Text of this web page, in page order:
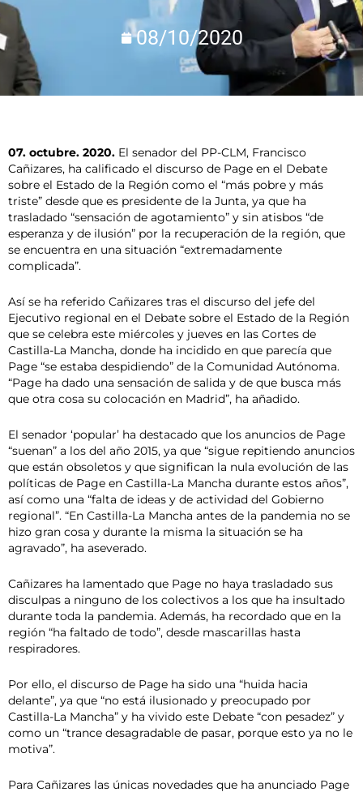
08/10/2020
07. octubre. 2020. El senador del PP-CLM, Francisco
Cañizares, ha calificado el discurso de Page en el Debate
sobre el Estado de la Región como el “más pobre y más
triste” desde que es presidente de la Junta, ya que ha
trasladado “sensación de agotamiento” y sin atisbos “de
esperanza y de ilusión” por la recuperación de la región, que
se encuentra en una situación “extremadamente
complicada”.
Así se ha referido Cañizares tras el discurso del jefe del
Ejecutivo regional en el Debate sobre el Estado de la Región
que se celebra este miércoles y jueves en las Cortes de
Castilla-La Mancha, donde ha incidido en que parecía que
Page “se estaba despidiendo” de la Comunidad Autónoma.
“Page ha dado una sensación de salida y de que busca más
que otra cosa su colocación en Madrid”, ha añadido.
El senador ‘popular’ ha destacado que los anuncios de Page
“suenan” a los del año 2015, ya que “sigue repitiendo anuncios
que están obsoletos y que significan la nula evolución de las
políticas de Page en Castilla-La Mancha durante estos años”,
así como una “falta de ideas y de actividad del Gobierno
regional”. “En Castilla-La Mancha antes de la pandemia no se
hizo gran cosa y durante la misma la situación se ha
agravado”, ha aseverado.
Cañizares ha lamentado que Page no haya trasladado sus
disculpas a ninguno de los colectivos a los que ha insultado
durante toda la pandemia. Además, ha recordado que en la
región “ha faltado de todo”, desde mascarillas hasta
respiradores.
Por ello, el discurso de Page ha sido una “huida hacia
delante”, ya que “no está ilusionado y preocupado por
Castilla-La Mancha” y ha vivido este Debate “con pesadez” y
como un “trance desagradable de pasar, porque esto ya no le
motiva”.
Para Cañizares las únicas novedades que ha anunciado Page